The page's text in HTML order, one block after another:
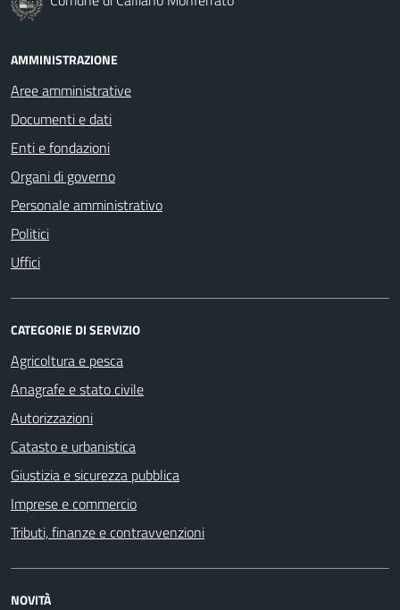
AMMINISTRAZIONE
Aree amministrative
Documenti e dati
Enti e fondazioni
Organi di governo
Personale amministrativo
Politici
Uffici
CATEGORIE DI SERVIZIO
Agricoltura e pesca
Anagrafe e stato civile
Autorizzazioni
Catasto e urbanistica
Giustizia e sicurezza pubblica
Imprese e commercio
Tributi, finanze e contravvenzioni
NOVITÀ